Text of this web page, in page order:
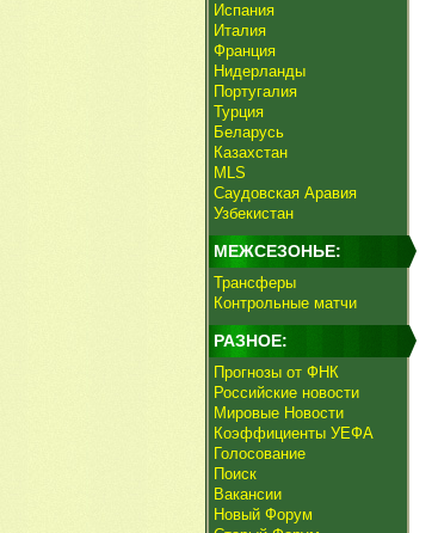
Испания
Италия
Франция
Нидерланды
Португалия
Турция
Беларусь
Казахстан
MLS
Саудовская Аравия
Узбекистан
МЕЖСЕЗОНЬЕ:
Трансферы
Контрольные матчи
РАЗНОЕ:
Прогнозы от ФНК
Российские новости
Мировые Новости
Коэффициенты УЕФА
Голосование
Поиск
Вакансии
Новый Форум